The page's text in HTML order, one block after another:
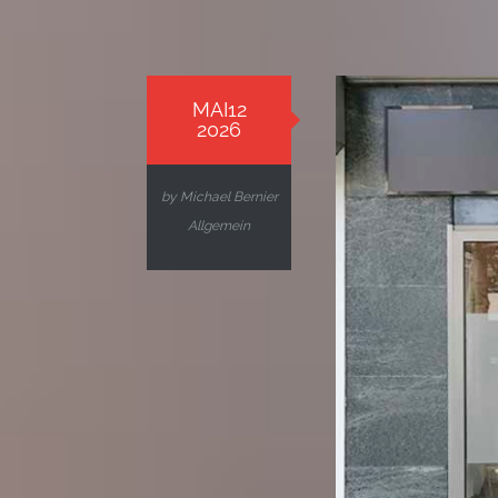
MAI12
2026
by Michael Bernier
Allgemein